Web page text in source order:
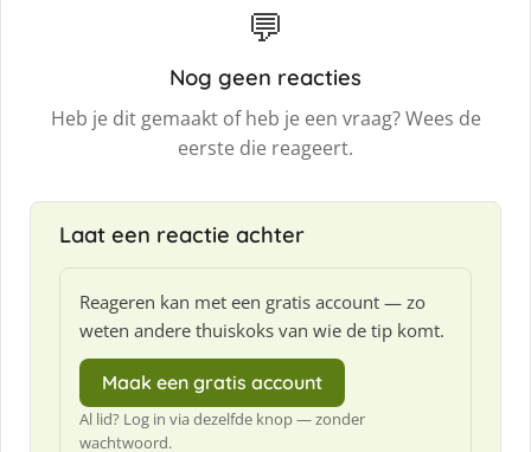
💬
Nog geen reacties
Heb je dit gemaakt of heb je een vraag? Wees de
eerste die reageert.
Laat een reactie achter
Reageren kan met een gratis account — zo
weten andere thuiskoks van wie de tip komt.
Maak een gratis account
Al lid? Log in via dezelfde knop — zonder
wachtwoord.